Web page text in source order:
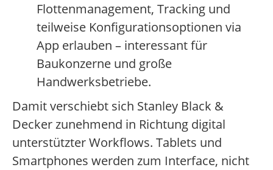
Flottenmanagement, Tracking und
teilweise Konfigurationsoptionen via
App erlauben – interessant für
Baukonzerne und große
Handwerksbetriebe.
Damit verschiebt sich Stanley Black &
Decker zunehmend in Richtung digital
unterstützter Workflows. Tablets und
Smartphones werden zum Interface, nicht